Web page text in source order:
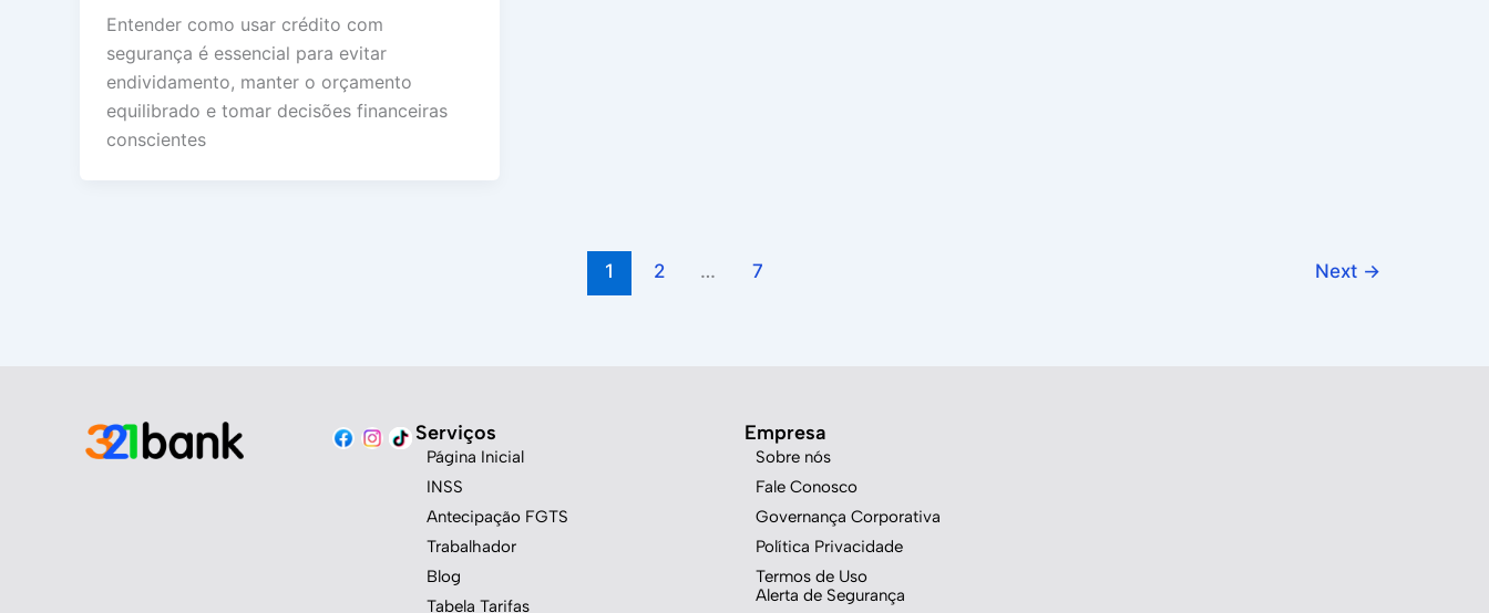
Entender como usar crédito com
segurança é essencial para evitar
endividamento, manter o orçamento
equilibrado e tomar decisões financeiras
conscientes
1 2 … 7 Next →
Serviços
Página Inicial
INSS
Antecipação FGTS
Trabalhador
Blog
Tabela Tarifas
Empresa
Sobre nós
Fale Conosco
Governança Corporativa
Política Privacidade
Termos de Uso
Alerta de Segurança